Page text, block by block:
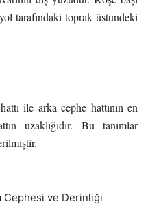
tarafındaki toprak üstündeki
ile arka cephe hattının en
uzaklığıdır. Bu tanımlar
Cephesi ve Derinliği